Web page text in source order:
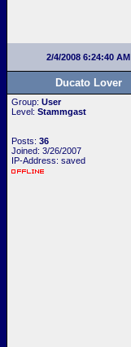
2/4/2008 6:24:40 AM
Ducato Lover
Group: User
Level: Stammgast
Posts: 36
Joined: 3/26/2007
IP-Address: saved